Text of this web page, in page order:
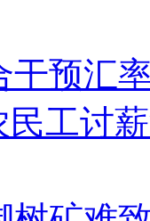
干预汇
民工讨